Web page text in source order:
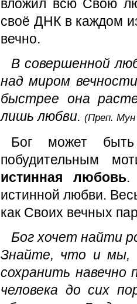
вложил всю Свою
своё ДНК в каждом
вечно.
В совершенной
над миром
быстрее она
лишь любви. (Преп.
Бог может
побудительным
истинная любовь.
истинной любви.
как Своих вечных
Бог хочет найти
Знайте, что и мы,
сохранить
человека до сих